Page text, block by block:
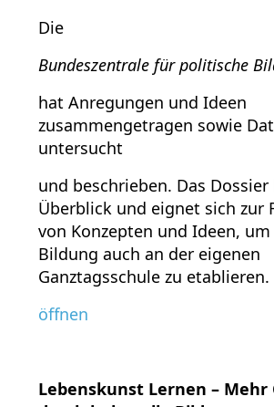
Die
Bundeszentrale für politische
hat Anregungen und Ideen
zusammengetragen sowie
untersucht
und beschrieben. Das
Überblick und eignet sich zur
von Konzepten und Ideen,
Bildung auch an der eigenen
Ganztagsschule zu etablieren.
öffnen
Lebenskunst Lernen – Mehr